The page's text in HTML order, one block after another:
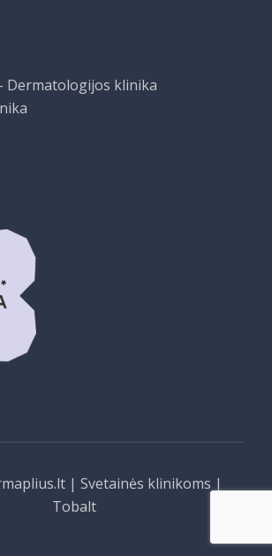
Dermatologijos klinika
| Svetainės klinikoms |
Tobalt